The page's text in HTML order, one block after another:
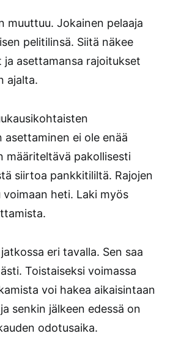
muuttuu. Jokainen pelaaja
pelitilinsä. Siitä näkee
asettamansa rajoitukset
ajalta.
ei ole enää
määriteltävä pakollisesti
siirtoa pankkitililtä. Rajojen
voimaan heti. Laki myös
eri tavalla. Sen saa
Toistaiseksi voimassa
voi hakea aikaisintaan
senkin jälkeen edessä on
odotusaika.